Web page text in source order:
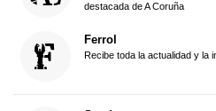
destacada de A Coruña
Ferrol
Recibe toda la actualidad y la